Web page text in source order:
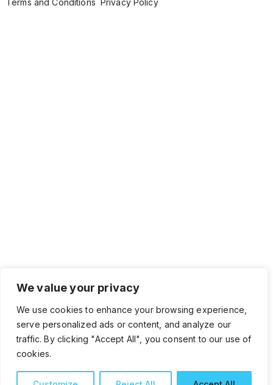
We value your privacy
We use cookies to enhance your browsing experience,
serve personalized ads or content, and analyze our
traffic. By clicking "Accept All", you consent to our use of
cookies.
Terms and Conditions Privacy Policy